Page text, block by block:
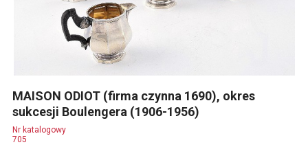
MAISON ODIOT (firma czynna 1690), okres
sukcesji Boulengera (1906-1956)
Nr katalogowy
705